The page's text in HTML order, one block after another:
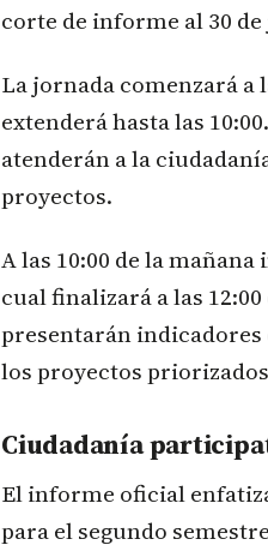
corte de informe al 30 de
La jornada comenzará a
extenderá hasta las
atenderán a la
proyectos.
A las 10:00 de la
cual finalizará a las
presentarán indicadores
los proyectos
Ciudadanía
El informe oficial
para el segundo